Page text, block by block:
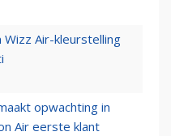
Wizz Air-kleurstelling
opwachting in
Air eerste klant